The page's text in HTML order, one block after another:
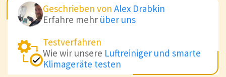
Geschrieben von Alex Drabkin
Erfahre mehr über uns
Testverfahren
Wie wir unsere Luftreiniger und smarte
Klimageräte testen